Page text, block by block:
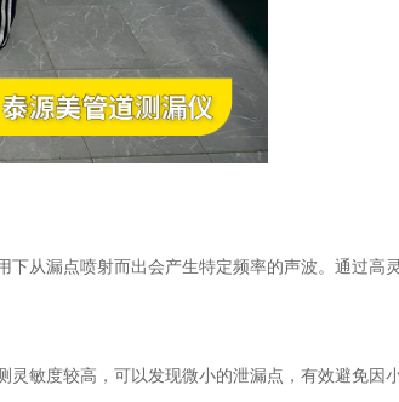
从漏点喷射而出会产生特定频率的声波。通过高
敏度较高，可以发现微小的泄漏点，有效避免因